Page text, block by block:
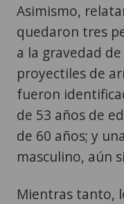
Asimismo,
quedaron tres
a la gravedad
proyectiles de
fueron
de 53 años de
de 60 años; y
masculino, aún
Mientras tanto,